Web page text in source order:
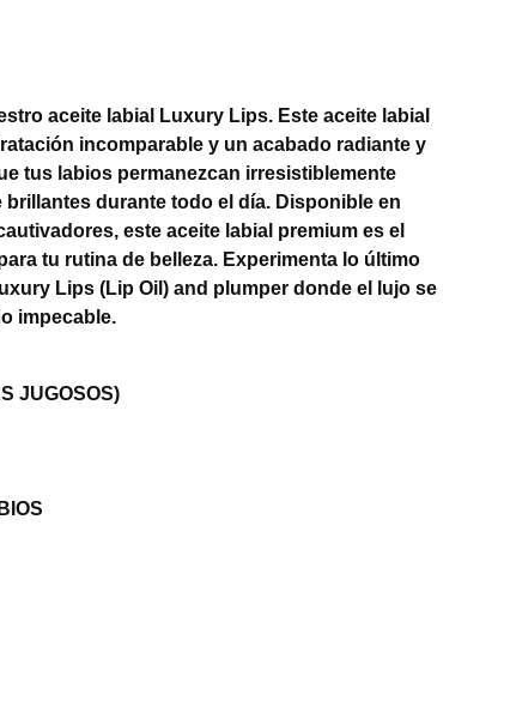
aceite labial Luxury Lips. Este aceite labial
incomparable y un acabado radiante y
tus labios permanezcan irresistiblemente
durante todo el día. Disponible en
este aceite labial premium es el
tu rutina de belleza. Experimenta lo último
Lips (Lip Oil) and plumper donde el lujo se
impecable.
JUGOSOS)